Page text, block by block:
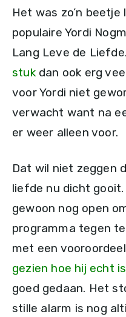
Het was zo’n
populaire Yordi
Lang Leve de
stukdan ook erg
voor Yordi niet
verwacht want na
er weer alleen voor.
Dat wil niet zeggen
liefde nu dicht
gewoon nog open
programma tegen
met een
gezien hoe hij echt is
goed gedaan. Het
stille alarm is nog